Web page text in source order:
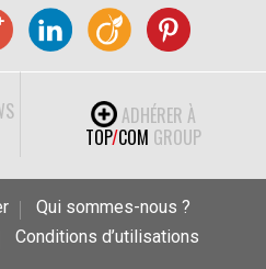
ADHÉRER À
TOP/COM GROUP
Qui sommes-nous ?
Conditions d’utilisations